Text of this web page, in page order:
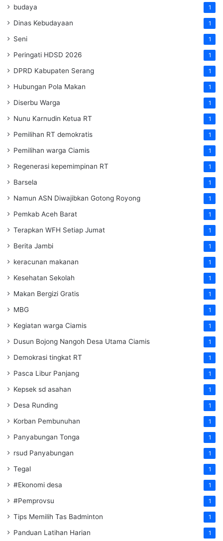
budaya 1
Dinas Kebudayaan 1
Seni 1
Peringati HDSD 2026 1
DPRD Kabupaten Serang 1
Hubungan Pola Makan 1
Diserbu Warga 1
Nunu Karnudin Ketua RT 1
Pemilihan RT demokratis 1
Pemilihan warga Ciamis 1
Regenerasi kepemimpinan RT 1
Barsela 1
Namun ASN Diwajibkan Gotong Royong 1
Pemkab Aceh Barat 1
Terapkan WFH Setiap Jumat 1
Berita Jambi 1
keracunan makanan 1
Kesehatan Sekolah 1
Makan Bergizi Gratis 1
MBG 1
Kegiatan warga Ciamis 1
Dusun Bojong Nangoh Desa Utama Ciamis 1
Demokrasi tingkat RT 1
Pasca Libur Panjang 1
Kepsek sd asahan 1
Desa Runding 1
Korban Pembunuhan 1
Panyabungan Tonga 1
rsud Panyabungan 1
Tegal 1
#Ekonomi desa 1
#Pemprovsu 1
Tips Memilih Tas Badminton 1
Panduan Latihan Harian 1